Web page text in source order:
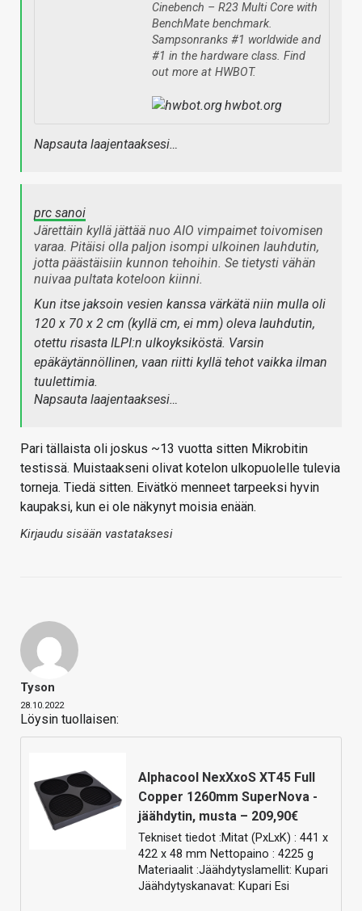
Cinebench – R23 Multi Core with
BenchMate benchmark.
Sampsonranks #1 worldwide and
#1 in the hardware class. Find
out more at HWBOT.
hwbot.org
Napsauta laajentaaksesi…
prc sanoi
Järettäin kyllä jättää nuo AIO vimpaimet toivomisen
varaa. Pitäisi olla paljon isompi ulkoinen lauhdutin,
jotta päästäisiin kunnon tehoihin. Se tietysti vähän
nuivaa pultata koteloon kiinni.
Kun itse jaksoin vesien kanssa värkätä niin mulla oli
120 x 70 x 2 cm (kyllä cm, ei mm) oleva lauhdutin,
otettu risasta ILPI:n ulkoyksiköstä. Varsin
epäkäytännöllinen, vaan riitti kyllä tehot vaikka ilman
tuulettimia.
Napsauta laajentaaksesi…
Pari tällaista oli joskus ~13 vuotta sitten Mikrobitin
testissä. Muistaakseni olivat kotelon ulkopuolelle tulevia
torneja. Tiedä sitten. Eivätkö menneet tarpeeksi hyvin
kaupaksi, kun ei ole näkynyt moisia enään.
Kirjaudu sisään vastataksesi
Tyson
28.10.2022
Löysin tuollaisen:
Alphacool NexXxoS XT45 Full
Copper 1260mm SuperNova -
jäähdytin, musta – 209,90€
Tekniset tiedot :Mitat (PxLxK) : 441 x
422 x 48 mm Nettopaino : 4225 g
Materiaalit :Jäähdytyslamellit: Kupari
Jäähdytyskanavat: Kupari Esi